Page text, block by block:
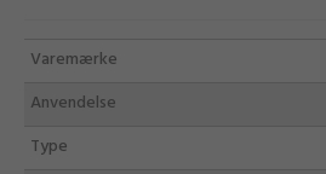
Varemærke
Anvendelse
Type